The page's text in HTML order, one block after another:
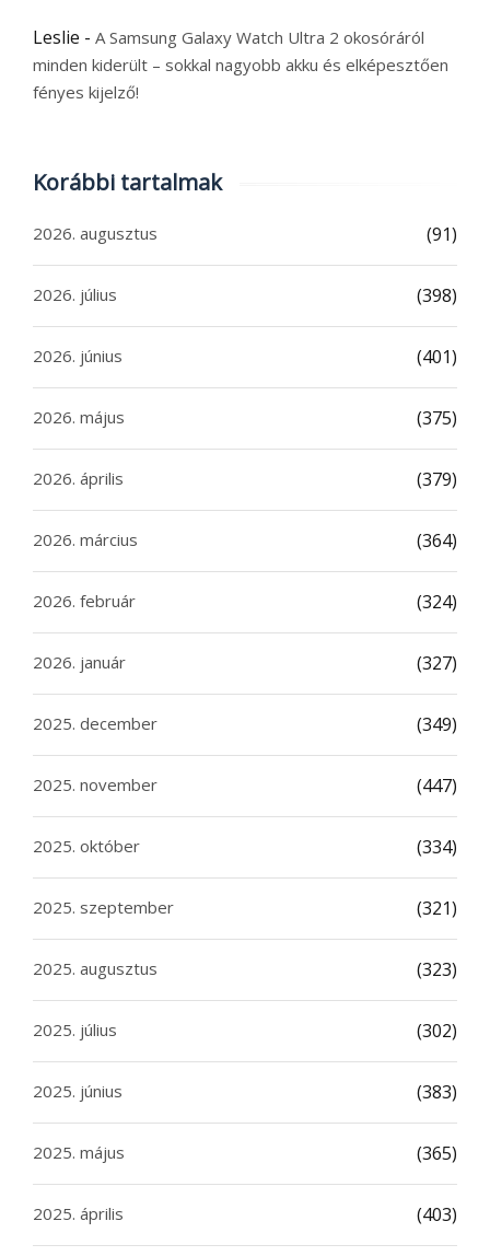
Leslie - A Samsung Galaxy Watch Ultra 2 okosóráról
minden kiderült – sokkal nagyobb akku és elképesztően
fényes kijelző!
Korábbi tartalmak
2026. augusztus (91)
2026. július (398)
2026. június (401)
2026. május (375)
2026. április (379)
2026. március (364)
2026. február (324)
2026. január (327)
2025. december (349)
2025. november (447)
2025. október (334)
2025. szeptember (321)
2025. augusztus (323)
2025. július (302)
2025. június (383)
2025. május (365)
2025. április (403)